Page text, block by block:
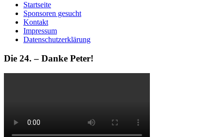
Startseite
Sponsoren gesucht
Kontakt
Impressum
Datenschutzerklärung
Die 24. – Danke Peter!